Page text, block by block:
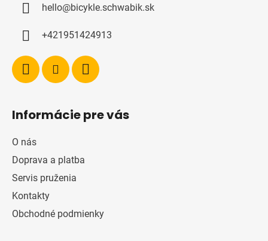
hello@bicykle.schwabik.sk
+421951424913
Informácie pre vás
O nás
Doprava a platba
Servis pruženia
Kontakty
Obchodné podmienky